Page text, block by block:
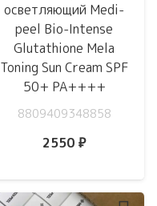
осветляющий Medi-
peel Bio-Intense
Glutathione Mela
Toning Sun Cream SPF
50+ PA++++
8809409348858
2550 ₽